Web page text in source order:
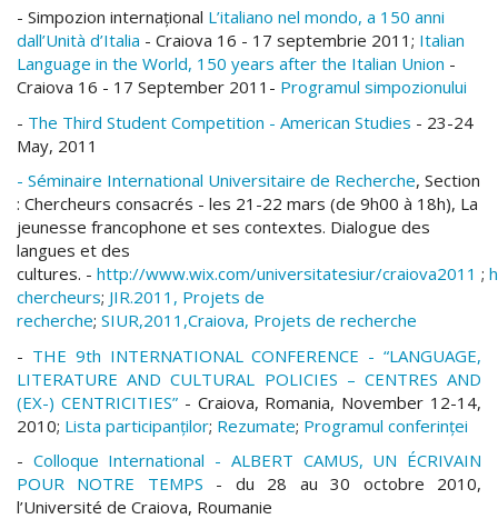
- Simpozion internaţional L’italiano nel mondo, a 150 anni
dall’Unità d’Italia - Craiova 16 - 17 septembrie 2011; Italian
Language in the World, 150 years after the Italian Union -
Craiova 16 - 17 September 2011- Programul simpozionului
- The Third Student Competition - American Studies - 23-24
May, 2011
- Séminaire International Universitaire de Recherche, Section
: Chercheurs consacrés - les 21-22 mars (de 9h00 à 18h), La
jeunesse francophone et ses contextes. Dialogue des
langues et des
cultures. - http://www.wix.com/universitatesiur/craiova2011 ;
chercheurs; JIR.2011, Projets de
recherche; SIUR,2011,Craiova, Projets de recherche
- THE 9th INTERNATIONAL CONFERENCE - “LANGUAGE,
LITERATURE AND CULTURAL POLICIES – CENTRES AND
(EX-) CENTRICITIES” - Craiova, Romania, November 12-14,
2010; Lista participanţilor; Rezumate; Programul conferinţei
- Colloque International - ALBERT CAMUS, UN ÉCRIVAIN
POUR NOTRE TEMPS
- du 28 au 30 octobre 2010,
l’Université de Craiova, Roumanie